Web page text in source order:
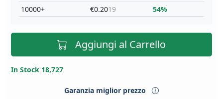
10000+
€0.2019
54%
Aggiungi al Carrello
In Stock 18,727
Garanzia miglior prezzo